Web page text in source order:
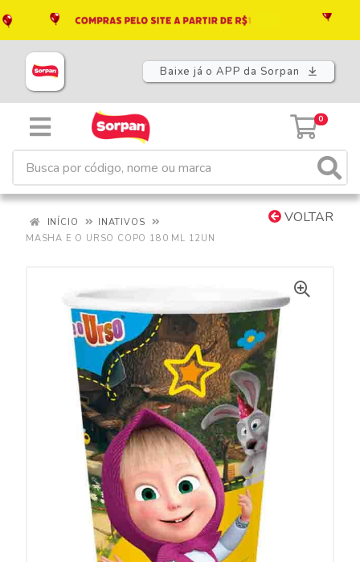
Baixe já o APP da Sorpan
0
VOLTAR
INÍCIO
INATIVOS
MASHA E O URSO COPO 180 ML 12UN